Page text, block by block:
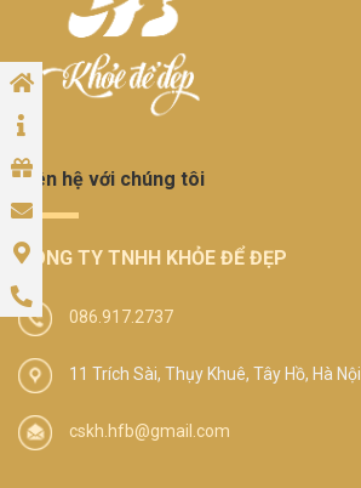
Liên hệ với chúng tôi
CÔNG TY TNHH KHỎE ĐỂ ĐẸP
086.917.2737
11 Trích Sài, Thụy Khuê, Tây Hồ, Hà Nội
cskh.hfb@gmail.com